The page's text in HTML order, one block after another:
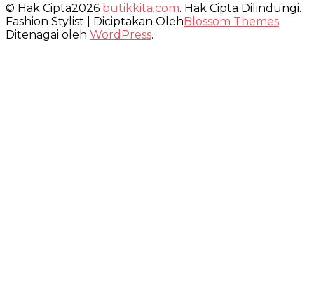
© Hak Cipta2026 butikkita.com. Hak Cipta Dilindungi.
Fashion Stylist | Diciptakan OlehBlossom Themes.
Ditenagai oleh WordPress.